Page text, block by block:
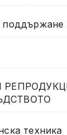
техника